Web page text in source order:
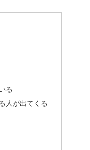
る
人が出てくる